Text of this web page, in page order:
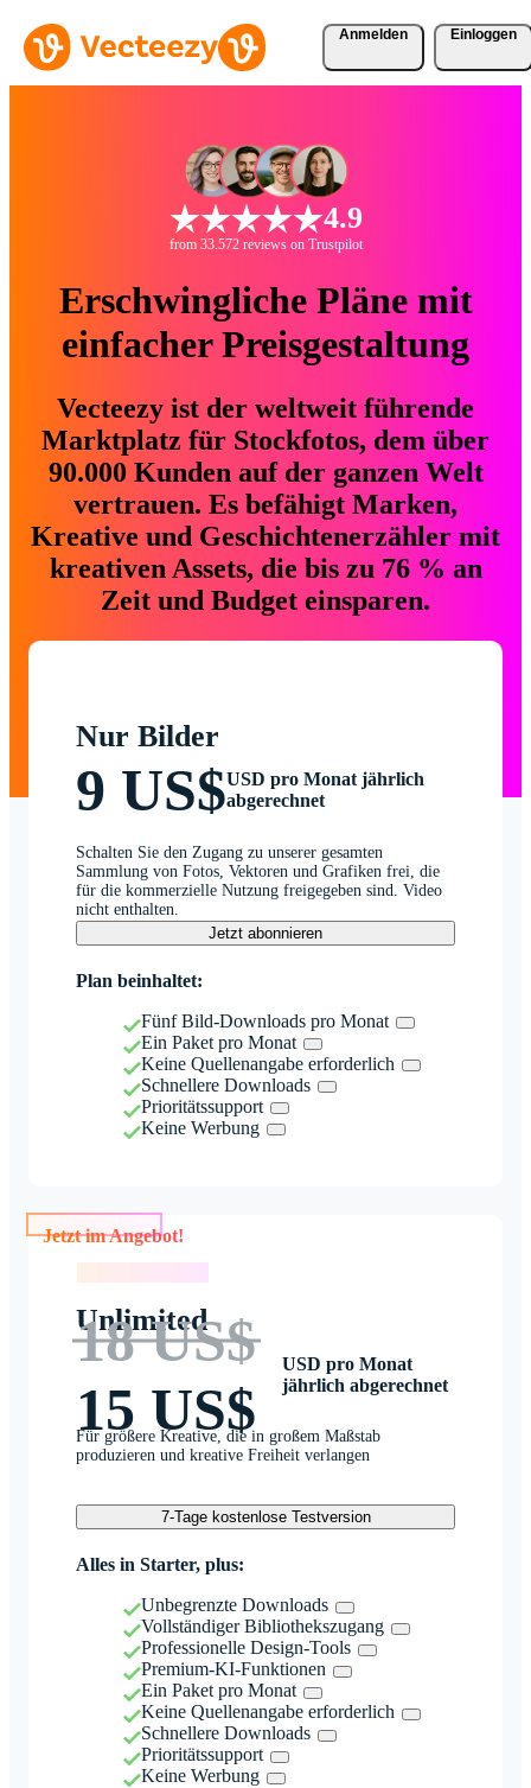
Anmelden Einloggen
4.9
from 33.572 reviews on Trustpilot
Erschwingliche Pläne mit
einfacher Preisgestaltung
Vecteezy ist der weltweit führende
Marktplatz für Stockfotos, dem über
90.000 Kunden auf der ganzen Welt
vertrauen. Es befähigt Marken,
Kreative und Geschichtenerzähler mit
kreativen Assets, die bis zu 76 % an
Zeit und Budget einsparen.
Nur Bilder
9 US$USD pro Monat jährlich
abgerechnet
Schalten Sie den Zugang zu unserer gesamten
Sammlung von Fotos, Vektoren und Grafiken frei, die
für die kommerzielle Nutzung freigegeben sind. Video
nicht enthalten.
Jetzt abonnieren
Plan beinhaltet:
Fünf Bild-Downloads pro Monat
Ein Paket pro Monat
Keine Quellenangabe erforderlich
Schnellere Downloads
Prioritätssupport
Keine Werbung
Jetzt im Angebot!
Unlimited
18 US$
15 US$
USD pro Monat
jährlich abgerechnet
Für größere Kreative, die in großem Maßstab
produzieren und kreative Freiheit verlangen
7-Tage kostenlose Testversion
Alles in Starter, plus:
Unbegrenzte Downloads
Vollständiger Bibliothekszugang
Professionelle Design-Tools
Premium-KI-Funktionen
Ein Paket pro Monat
Keine Quellenangabe erforderlich
Schnellere Downloads
Prioritätssupport
Keine Werbung